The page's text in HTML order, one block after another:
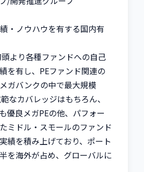
・ノウハウを有する国内有
頭より各種ファンドへの自己
を有し、PEファンド関連の
ガバンクの中で最大規模
なカバレッジはもちろん、
優良メガPEの他、パフォー
ミドル・スモールのファンド
績を積み上げており、ポート
を海外が占め、グローバルに